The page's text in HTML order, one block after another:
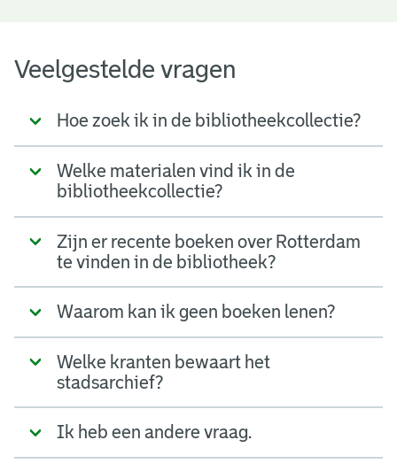
Veelgestelde vragen
Hoe zoek ik in de bibliotheekcollectie?
Welke materialen vind ik in de
bibliotheekcollectie?
Zijn er recente boeken over Rotterdam
te vinden in de bibliotheek?
Waarom kan ik geen boeken lenen?
Welke kranten bewaart het
stadsarchief?
Ik heb een andere vraag.